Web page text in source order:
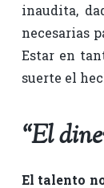
inaudita,
necesarias
Estar en
suerte el
“El
El talento